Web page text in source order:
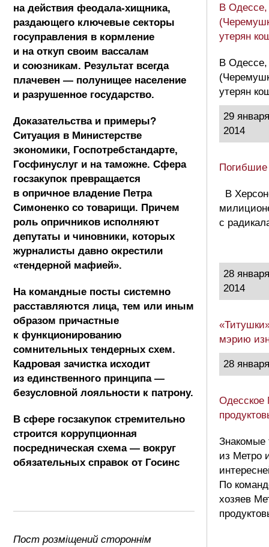
на действия феодала-хищника,
раздающего ключевые секторы
госуправления в кормление
и на откуп своим вассалам
и союзникам. Результат всегда
плачевен — полунищее население
и разрушенное государство.
Доказательства и примеры?
Ситуация в Министерстве
экономики, Госпотребстандарте,
Госфинуслуг и на таможне. Сфера
госзакупок превращается
в опричное владение Петра
Симоненко со товарищи. Причем
роль опричников исполняют
депутаты и чиновники, которых
журналисты давно окрестили
«тендерной мафией».
На командные посты системно
расставляются лица, тем или иным
образом причастные
к функционированию
сомнительных тендерных схем.
Кадровая зачистка исходит
из единственного принципа —
безусловной лояльности к патрону.
В сфере госзакупок стремительно
строится коррупционная
посредническая схема — вокруг
обязательных справок от Госинс
Пост розміщений стороннім
В Одессе,
утерян
В Одессе,
утерян
29 января
2014
В
с
28 января
2014
мэрию
28
Одесское
Знакомые
из Метро
По
хозяев